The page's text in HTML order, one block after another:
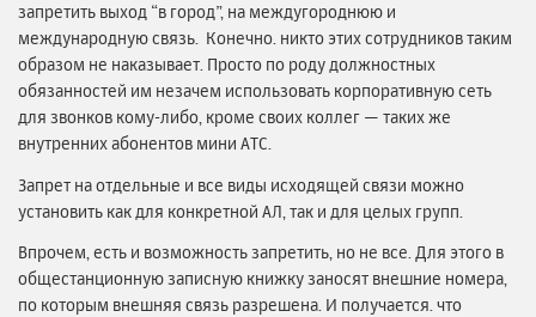
запретить выход “в город”, на междугороднюю и
международную связь. Конечно. никто этих сотрудников таким
образом не наказывает. Просто по роду должностных
обязанностей им незачем использовать корпоративную сеть
для звонков кому-либо, кроме своих коллег — таких же
внутренних абонентов мини АТС.
Запрет на отдельные и все виды исходящей связи можно
установить как для конкретной АЛ, так и для целых групп.
Впрочем, есть и возможность запретить, но не все. Для этого в
общестанционную записную книжку заносят внешние номера,
по которым внешняя связь разрешена. И получается. что